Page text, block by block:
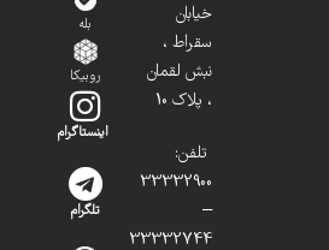
خیابان
سقراط ،
نبش لقمان
، پلاک 10
تلفن:
33332900
–
33332744
بله
روبیکا
اینستاگرام
تلگرام